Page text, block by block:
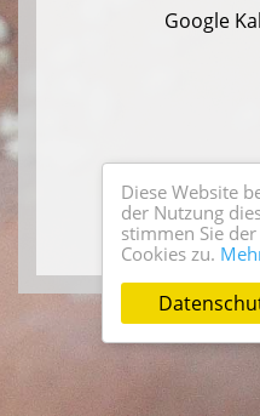
Google
Diese Website
der Nutzung
stimmen Sie
Cookies zu.